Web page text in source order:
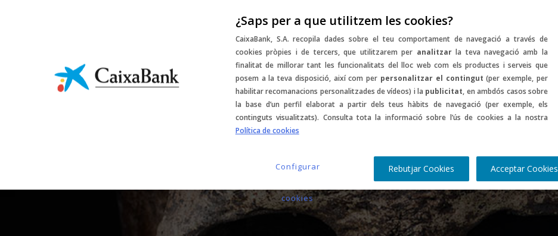
¿Saps per a que utilitzem les cookies?
CaixaBank, S.A. recopila dades sobre el teu comportament de navegació a través de
cookies pròpies i de tercers, que utilitzarem per analitzarla teva navegació amb la
finalitat de millorar tant les funcionalitats del lloc web com els productes i serveis que
posem a la teva disposició, així com per personalitzar el contingut (per exemple, per
habilitar recomanacions personalitzades de vídeos) i la publicitat, en ambdós casos sobre
la base d’un perfil elaborat a partir dels teus hàbits de navegació (per exemple, els
continguts visualitzats). Consulta tota la informació sobre l’ús de cookies a la nostra
Política de cookies
Configurar
cookies
Rebutjar Cookies Acceptar Cookies
Sorteigs i descomptes Music Sports Gastro